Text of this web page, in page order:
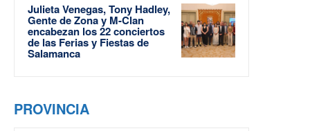
Julieta Venegas, Tony Hadley,
Gente de Zona y M-Clan
encabezan los 22 conciertos
de las Ferias y Fiestas de
Salamanca
PROVINCIA